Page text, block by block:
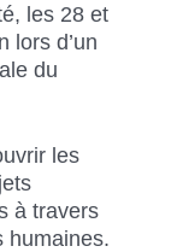
les 28 et
lors d’un
du
les
à travers
humaines.